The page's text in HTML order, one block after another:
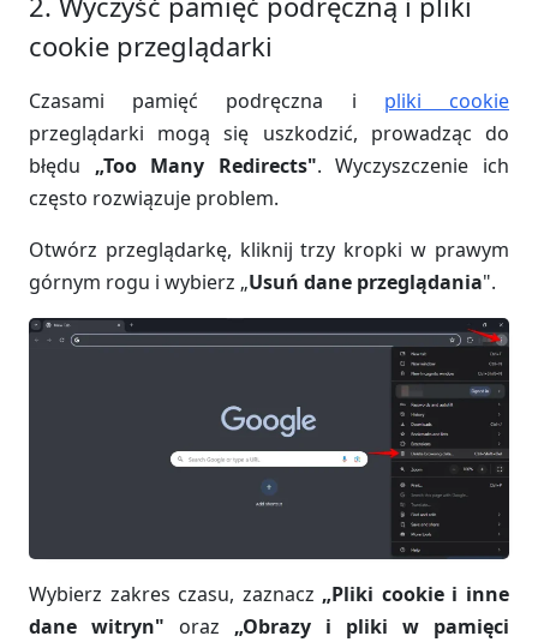
cookie przeglądarki
Czasami pamięć podręczna i pliki cookie
przeglądarki mogą się uszkodzić, prowadząc do
błędu „Too Many Redirects". Wyczyszczenie ich
często rozwiązuje problem.
Otwórz przeglądarkę, kliknij trzy kropki w prawym
górnym rogu i wybierz „Usuń dane przeglądania".
Wybierz zakres czasu, zaznacz„Pliki cookie i inne
dane witryn" oraz „Obrazy i pliki w pamięci